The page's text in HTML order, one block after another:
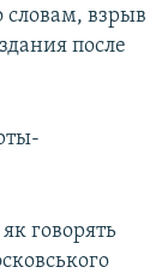
словам, взрыв
после
говорять